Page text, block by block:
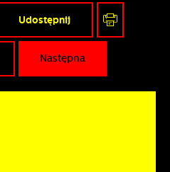
Udostępnij
Następna